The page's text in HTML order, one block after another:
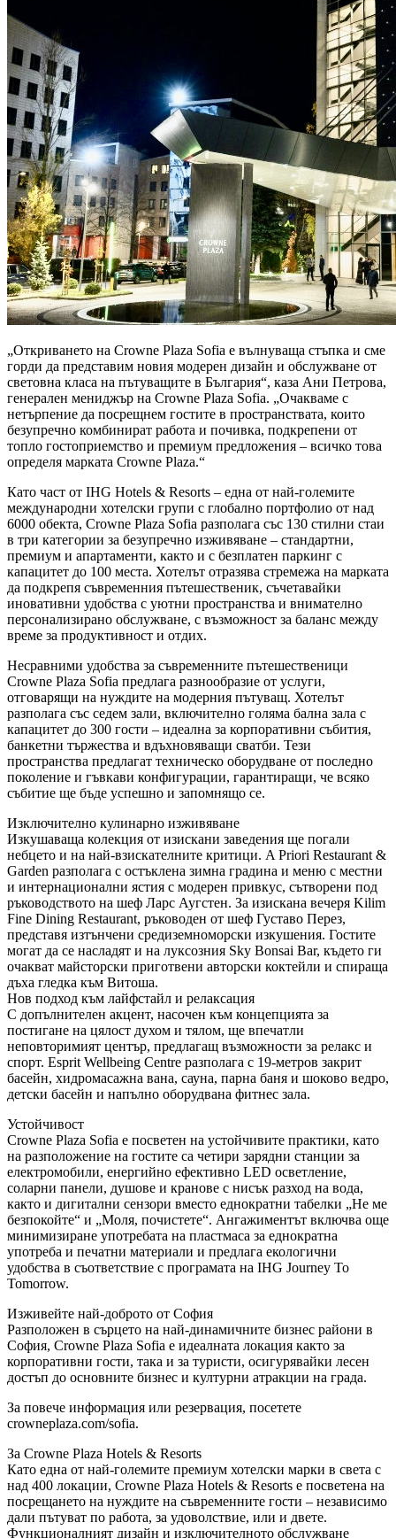
„Откриването на Crowne Plaza Sofia е вълнуваща стъпка и сме
горди да представим новия модерен дизайн и обслужване от
световна класа на пътуващите в България“, каза Ани Петрова,
генерален мениджър на Crowne Plaza Sofia. „Очакваме с
нетърпение да посрещнем гостите в пространствата, които
безупречно комбинират работа и почивка, подкрепени от
топло гостоприемство и премиум предложения – всичко това
определя марката Crowne Plaza.“
Като част от IHG Hotels & Resorts – една от най-големите
международни хотелски групи с глобално портфолио от над
6000 обекта, Crowne Plaza Sofia разполага със 130 стилни стаи
в три категории за безупречно изживяване – стандартни,
премиум и апартаменти, както и с безплатен паркинг с
капацитет до 100 места. Хотелът отразява стремежа на марката
да подкрепя съвременния пътешественик, съчетавайки
иновативни удобства с уютни пространства и внимателно
персонализирано обслужване, с възможност за баланс между
време за продуктивност и отдих.
Несравними удобства за съвременните пътешественици
Crowne Plaza Sofia предлага разнообразие от услуги,
отговарящи на нуждите на модерния пътуващ. Хотелът
разполага със седем зали, включително голяма бална зала с
капацитет до 300 гости – идеална за корпоративни събития,
банкетни тържества и вдъхновяващи сватби. Тези
пространства предлагат техническо оборудване от последно
поколение и гъвкави конфигурации, гарантиращи, че всяко
събитие ще бъде успешно и запомнящо се.
Изключително кулинарно изживяване
Изкушаваща колекция от изискани заведения ще погали
небцето и на най-взискателните критици. A Priori Restaurant &
Garden разполага с остъклена зимна градина и меню с местни
и интернационални ястия с модерен привкус, сътворени под
ръководството на шеф Ларс Аугстен. За изискана вечеря Kilim
Fine Dining Restaurant, ръководен от шеф Густаво Перез,
представя изтънчени средиземноморски изкушения. Гостите
могат да се насладят и на луксозния Sky Bonsai Bar, където ги
очакват майсторски приготвени авторски коктейли и спираща
дъха гледка към Витоша.
Нов подход към лайфстайл и релаксация
С допълнителен акцент, насочен към концепцията за
постигане на цялост духом и тялом, ще впечатли
неповторимият център, предлагащ възможности за релакс и
спорт. Esprit Wellbeing Centre разполага с 19-метров закрит
басейн, хидромасажна вана, сауна, парна баня и шоково ведро,
детски басейн и напълно оборудвана фитнес зала.
Устойчивост
Crowne Plaza Sofia е посветен на устойчивите практики, като
на разположение на гостите са четири зарядни станции за
електромобили, енергийно ефективно LED осветление,
соларни панели, душове и кранове с нисък разход на вода,
както и дигитални сензори вместо еднократни табелки „Не ме
безпокойте“ и „Моля, почистете“. Ангажиментът включва още
минимизиране употребата на пластмаса за еднократна
употреба и печатни материали и предлага екологични
удобства в съответствие с програмата на IHG Journey To
Tomorrow.
Изживейте най-доброто от София
Разположен в сърцето на най-динамичните бизнес райони в
София, Crowne Plaza Sofia е идеалната локация както за
корпоративни гости, така и за туристи, осигурявайки лесен
достъп до основните бизнес и културни атракции на града.
За повече информация или резервация, посетете
crowneplaza.com/sofia.
За Crowne Plaza Hotels & Resorts
Като една от най-големите премиум хотелски марки в света с
над 400 локации, Crowne Plaza Hotels & Resorts е посветена на
посрещането на нуждите на съвременните гости – независимо
дали пътуват по работа, за удоволствие, или и двете.
Функционалният дизайн и изключителното обслужване